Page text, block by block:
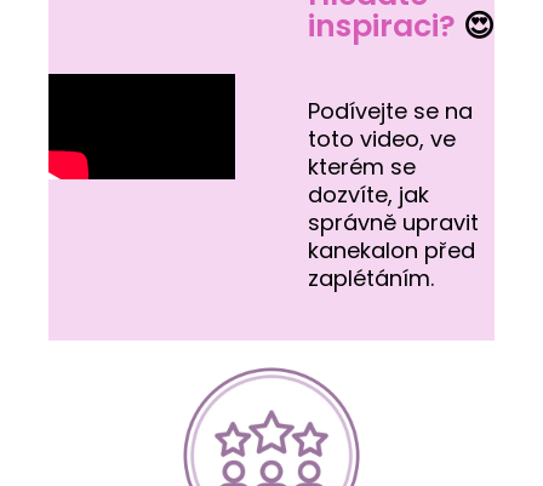
inspiraci? 😍
Podívejte se na
toto video, ve
kterém se
dozvíte, jak
správně upravit
kanekalon před
zaplétáním.